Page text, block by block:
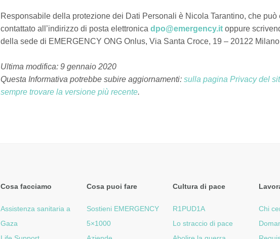
Responsabile della protezione dei Dati Personali è Nicola Tarantino, che può
contattato all’indirizzo di posta elettronica dpo@emergency.itoppure
della sede di EMERGENCY ONG Onlus, Via Santa Croce, 19 – 20122
Ultima modifica: 9 gennaio 2020
Questa Informativa potrebbe subire aggiornamenti: sulla pagina Privacy del
sempre trovare la versione più recente.
Cosa facciamo
Assistenza sanitaria a
Gaza
Cosa puoi fare
Sostieni EMERGENCY
5×1000
Cultura di pace
R1PUD1A
Lo straccio di pace
Chi